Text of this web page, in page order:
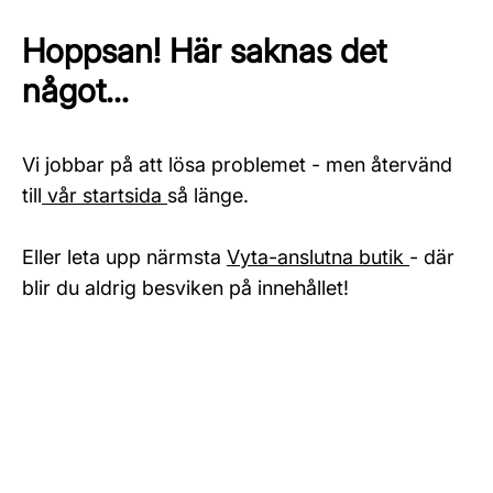
Hoppsan! Här saknas det
något...
Vi jobbar på att lösa problemet - men återvänd
till vår startsida så länge.
Eller leta upp närmsta Vyta-anslutna butik - där
blir du aldrig besviken på innehållet!